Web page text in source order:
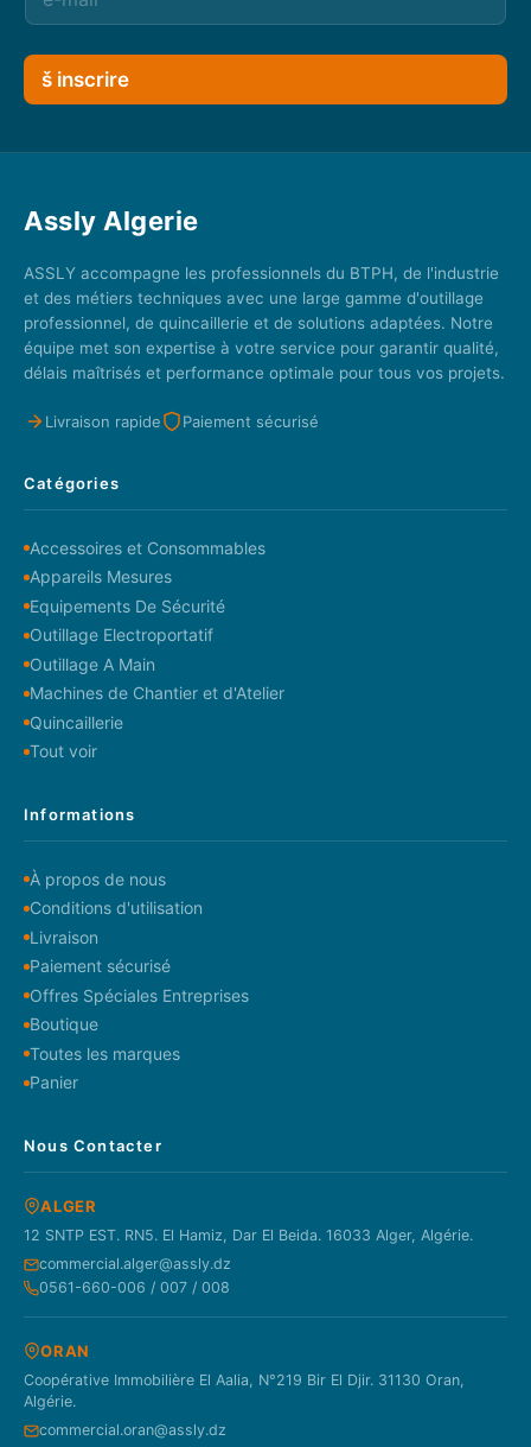
š inscrire
Assly Algerie
ASSLY accompagne les professionnels du BTPH, de l'industrie
et des métiers techniques avec une large gamme d'outillage
professionnel, de quincaillerie et de solutions adaptées. Notre
équipe met son expertise à votre service pour garantir qualité,
délais maîtrisés et performance optimale pour tous vos projets.
Livraison rapide Paiement sécurisé
Catégories
Accessoires et Consommables
Appareils Mesures
Equipements De Sécurité
Outillage Electroportatif
Outillage A Main
Machines de Chantier et d'Atelier
Quincaillerie
Tout voir
Informations
À propos de nous
Conditions d'utilisation
Livraison
Paiement sécurisé
Offres Spéciales Entreprises
Boutique
Toutes les marques
Panier
Nous Contacter
ALGER
12 SNTP EST. RN5. El Hamiz, Dar El Beida. 16033 Alger, Algérie.
commercial.alger@assly.dz
0561-660-006 / 007 / 008
ORAN
Coopérative Immobilière El Aalia, N°219 Bir El Djir. 31130 Oran,
Algérie.
commercial.oran@assly.dz